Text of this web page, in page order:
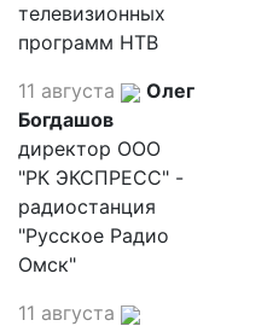
телевизионных
программ НТВ
11 августа
Олег
Богдашов
директор ООО
"РК ЭКСПРЕСС" -
радиостанция
"Русское Радио
Омск"
11 августа